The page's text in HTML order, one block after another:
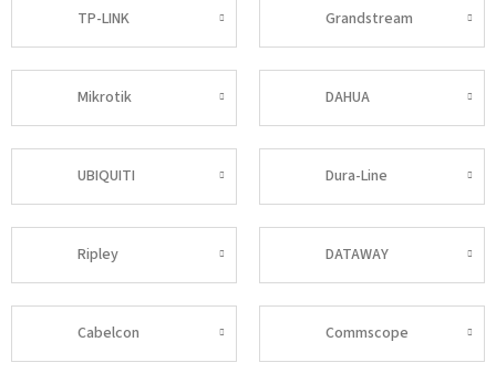
TP-LINK Grandstream
Mikrotik DAHUA
UBIQUITI Dura-Line
Ripley DATAWAY
Cabelcon Commscope